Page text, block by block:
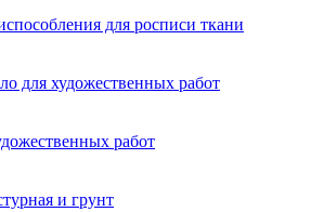
для росписи ткани
для художественных работ
работ
и грунт